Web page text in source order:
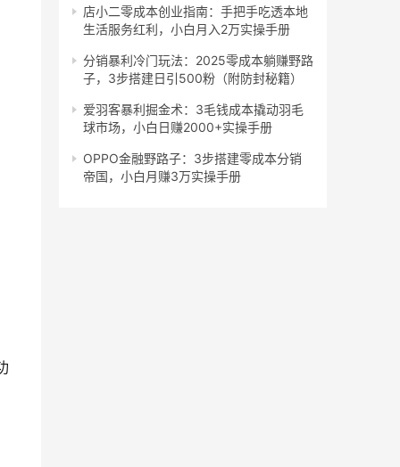
店小二零成本创业指南：手把手吃透本地
生活服务红利，小白月入2万实操手册
分销暴利冷门玩法：2025零成本躺赚野路
子，3步搭建日引500粉（附防封秘籍）
爱羽客暴利掘金术：3毛钱成本撬动羽毛
球市场，小白日赚2000+实操手册
OPPO金融野路子：3步搭建零成本分销
帝国，小白月赚3万实操手册